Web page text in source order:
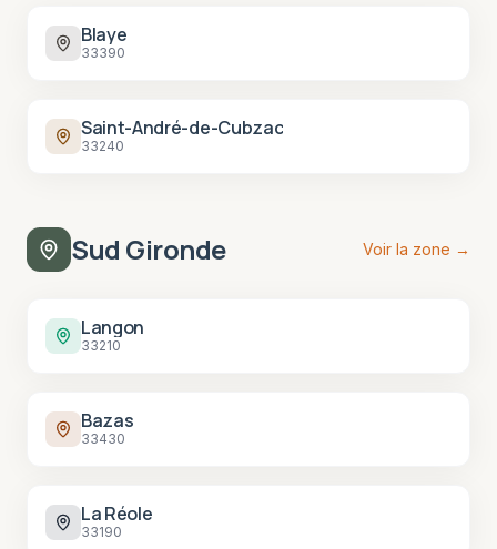
Blaye
33390
Saint-André-de-Cubzac
33240
Sud Gironde Voir la zone →
Langon
33210
Bazas
33430
La Réole
33190